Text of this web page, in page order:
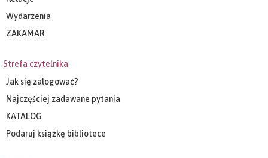
Wydarzenia
ZAKAMAR
Strefa czytelnika
Jak się zalogować?
Najczęściej zadawane pytania
KATALOG
Podaruj książkę bibliotece